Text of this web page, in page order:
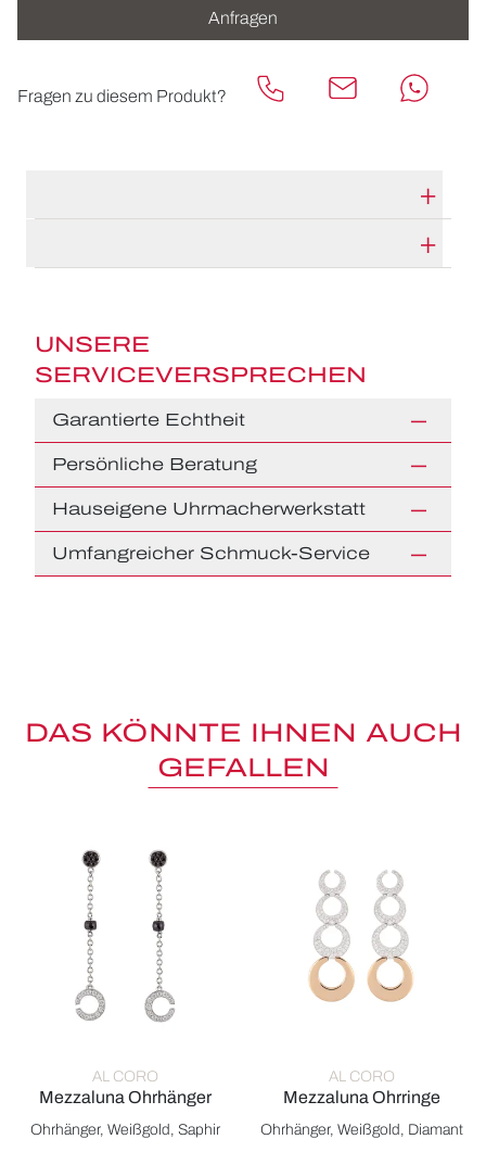
Anfragen
Fragen zu diesem Produkt?
HERSTELLERBESCHREIBUNG
UNSERE
SERVICEVERSPRECHEN
Garantierte Echtheit
Persönliche Beratung
Hauseigene Uhrmacherwerkstatt
Umfangreicher Schmuck-Service
DAS KÖNNTE IHNEN AUCH
GEFALLEN
AL CORO
Mezzaluna Ohrhänger
Al Coro Mezzaluna Ohrhänger, Ref: E311BSW, Preis:
Ohrhänger, Weißgold, Saphir
AL CORO
Mezzaluna Ohrringe
Al Coro Mezzaluna Ohrringe,
Ohrhänger, Weißgold, Diamant